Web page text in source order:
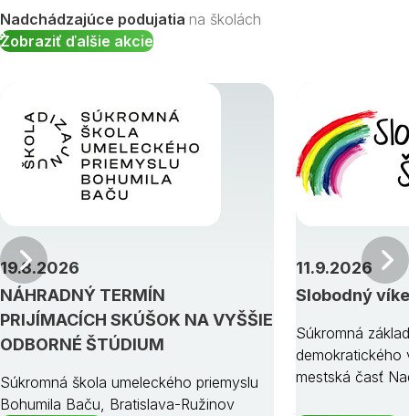
Nadchádzajúce podujatia na školách
Zobraziť ďalšie akcie
NÁHRADNÝ TERMÍN
PRIJÍMACÍCH SKÚŠOK NA VYŠŠIE
ODBORNÉ ŠTÚDIUM
19.8.2026
Súkromná škola umeleckého priemyslu
Bohumila Baču, Bratislava-Ružinov
Slobodný
11.9.2026
Súkromná
demokratického
mestská časť
Predchádzajúci